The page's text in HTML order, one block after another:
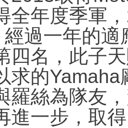
全年度季軍
經過一年的
四名，此子
求的
羅絲為隊友
進一步，取